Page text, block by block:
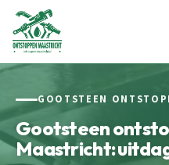
GOOTSTEEN
Gootsteen
Maastricht: